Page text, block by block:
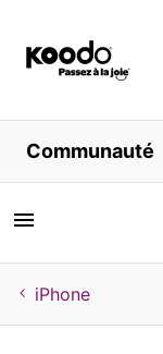
Magasiner
Libre service
Aide
Communauté
iPhone